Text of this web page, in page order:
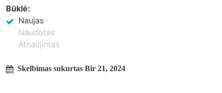
Būklė:
Naujas
Naudotas
Atnaujintas
Skelbimas sukurtas Bir 21, 2024